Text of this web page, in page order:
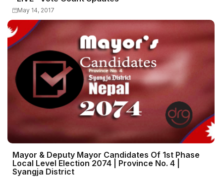
May 14, 2017
Mayor & Deputy Mayor Candidates Of 1st Phase
Local Level Election 2074 | Province No. 4 |
Syangja District